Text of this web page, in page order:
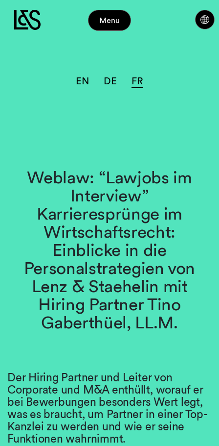
Menu
EN DE FR
Weblaw: “Lawjobs im
Interview”
Karrieresprünge im
Wirtschaftsrecht:
Einblicke in die
Personalstrategien von
Lenz & Staehelin mit
Hiring Partner Tino
Gaberthüel, LL.M.
Der Hiring Partner und Leiter von
Corporate und M&A enthüllt, worauf er
bei Bewerbungen besonders Wert legt,
was es braucht, um Partner in einer Top-
Kanzlei zu werden und wie er seine
Funktionen wahrnimmt.